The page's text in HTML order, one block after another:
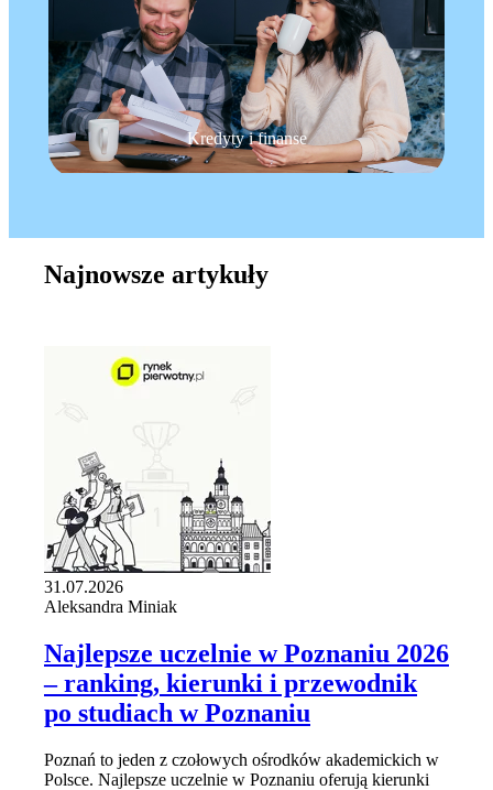
Kredyty i finanse
Najnowsze artykuły
31.07.2026
Aleksandra Miniak
Najlepsze uczelnie w Poznaniu 2026
– ranking, kierunki i przewodnik
po studiach w Poznaniu
Poznań to jeden z czołowych ośrodków akademickich w
Polsce. Najlepsze uczelnie w Poznaniu oferują kierunki